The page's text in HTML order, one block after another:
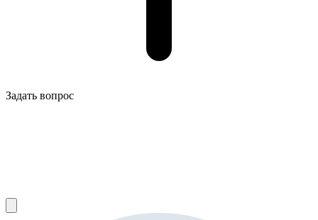
Задать вопрос